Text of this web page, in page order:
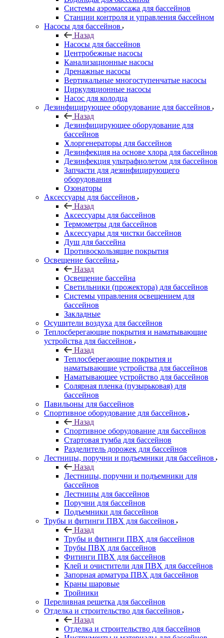
Системы аэромассажа для бассейнов
Станции контроля и управления бассейном
Насосы для бассейнов
Назад
Насосы для бассейнов
Центробежные насосы
Канализационные насосы
Дренажные насосы
Вертикальные многоступенчатые насосы
Циркуляционные насосы
Насос для колодца
Дезинфицирующее оборудование для бассейнов
Назад
Дезинфицирующее оборудование для
бассейнов
Хлоргенераторы для бассейнов
Дезинфекция на основе хлора для бассейнов
Дезинфекция ультрафиолетом для бассейнов
Запчасти для дезинфицирующего
оборудования
Озонаторы
Аксессуары для бассейнов
Назад
Аксессуары для бассейнов
Термометры для бассейнов
Аксессуары для чистки бассейнов
Душ для бассейна
Противоскользящие покрытия
Освещение бассейна
Назад
Освещение бассейна
Светильники (прожектора) для бассейнов
Системы управления освещением для
бассейнов
Закладные
Осушители воздуха для бассейнов
Теплосберегающие покрытия и наматывающие
устройства для бассейнов
Назад
Теплосберегающие покрытия и
наматывающие устройства для бассейнов
Наматывающее устройство для бассейнов
Солярная пленка (пузырьковая) для
бассейнов
Павильоны для бассейнов
Спортивное оборудование для бассейнов
Назад
Спортивное оборудование для бассейнов
Стартовая тумба для бассейнов
Разделитель дорожек для бассейнов
Лестницы, поручни и подъемники для бассейнов
Назад
Лестницы, поручни и подъемники для
бассейнов
Лестницы для бассейнов
Поручни для бассейнов
Подъемники для бассейнов
Трубы и фитинги ПВХ для бассейнов
Назад
Трубы и фитинги ПВХ для бассейнов
Трубы ПВХ для бассейнов
Фитинги ПВХ для бассейнов
Клей и очистители для ПВХ для бассейнов
Запорная арматура ПВХ для бассейнов
Краны шаровые
Тройники
Переливная решетка для бассейнов
Отделка и строительство для бассейнов
Назад
Отделка и строительство для бассейнов